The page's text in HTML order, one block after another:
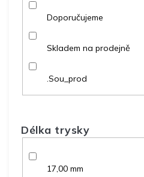
Doporučujeme
Skladem na prodejně
.Sou_prod
Délka trysky
17,00 mm